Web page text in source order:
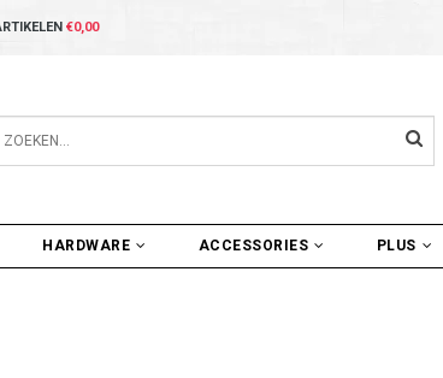
€0,00
HARDWARE ACCESSORIES PLUS